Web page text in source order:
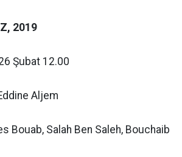
2019
Şubat 12.00
Aljem
Bouab, Salah Ben Saleh, Bouchaib